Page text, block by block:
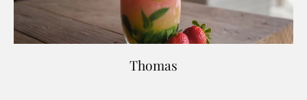
Thomas